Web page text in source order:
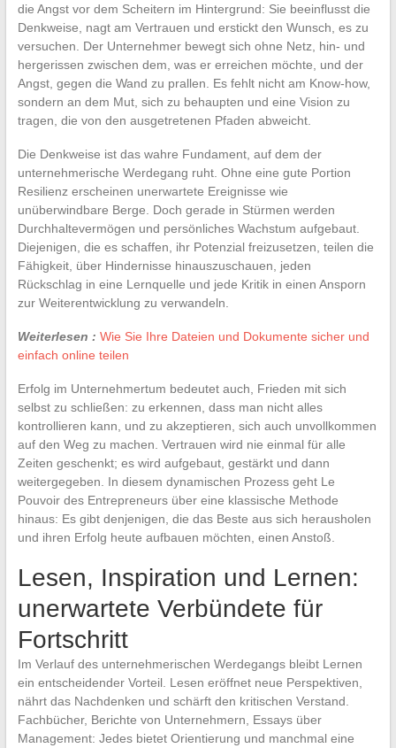
die Angst vor dem Scheitern im Hintergrund: Sie beeinflusst die
Denkweise, nagt am Vertrauen und erstickt den Wunsch, es zu
versuchen. Der Unternehmer bewegt sich ohne Netz, hin- und
hergerissen zwischen dem, was er erreichen möchte, und der
Angst, gegen die Wand zu prallen. Es fehlt nicht am Know-how,
sondern an dem Mut, sich zu behaupten und eine Vision zu
tragen, die von den ausgetretenen Pfaden abweicht.
Die Denkweise ist das wahre Fundament, auf dem der
unternehmerische Werdegang ruht. Ohne eine gute Portion
Resilienz erscheinen unerwartete Ereignisse wie
unüberwindbare Berge. Doch gerade in Stürmen werden
Durchhaltevermögen und persönliches Wachstum aufgebaut.
Diejenigen, die es schaffen, ihr Potenzial freizusetzen, teilen die
Fähigkeit, über Hindernisse hinauszuschauen, jeden
Rückschlag in eine Lernquelle und jede Kritik in einen Ansporn
zur Weiterentwicklung zu verwandeln.
Weiterlesen : Wie Sie Ihre Dateien und Dokumente sicher und
einfach online teilen
Erfolg im Unternehmertum bedeutet auch, Frieden mit sich
selbst zu schließen: zu erkennen, dass man nicht alles
kontrollieren kann, und zu akzeptieren, sich auch unvollkommen
auf den Weg zu machen. Vertrauen wird nie einmal für alle
Zeiten geschenkt; es wird aufgebaut, gestärkt und dann
weitergegeben. In diesem dynamischen Prozess geht Le
Pouvoir des Entrepreneurs über eine klassische Methode
hinaus: Es gibt denjenigen, die das Beste aus sich herausholen
und ihren Erfolg heute aufbauen möchten, einen Anstoß.
Lesen, Inspiration und Lernen:
unerwartete Verbündete für
Fortschritt
Im Verlauf des unternehmerischen Werdegangs bleibt Lernen
ein entscheidender Vorteil. Lesen eröffnet neue Perspektiven,
nährt das Nachdenken und schärft den kritischen Verstand.
Fachbücher, Berichte von Unternehmern, Essays über
Management: Jedes bietet Orientierung und manchmal eine